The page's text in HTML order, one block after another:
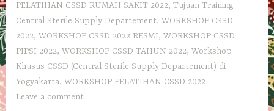
PELATIHAN CSSD RUMAH SAKIT 2022,Tujuan Training
Central Sterile Supply Departement,WORKSHOP CSSD
2022,WORKSHOP CSSD 2022 RESMI,WORKSHOP CSSD
PIPSI 2022,WORKSHOP CSSD TAHUN 2022,Workshop
Khusus CSSD (Central Sterile Supply Departement) di
Yogyakarta,WORKSHOP PELATIHAN CSSD 2022
Leave a comment